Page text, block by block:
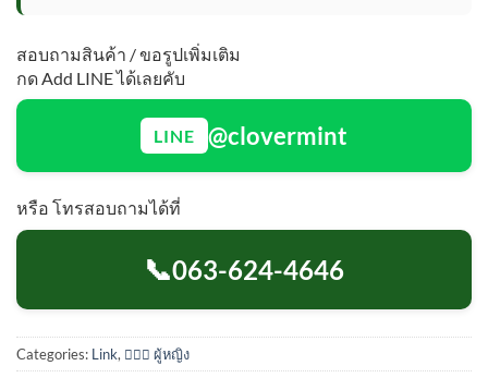
สอบถามสินค้า / ขอรูปเพิ่มเติม
กด Add LINE ได้เลยคับ
LINE @clovermint
หรือ โทรสอบถามได้ที่
📞063-624-4646
Categories: Link, 💁🏻‍♀️ ผู้หญิง